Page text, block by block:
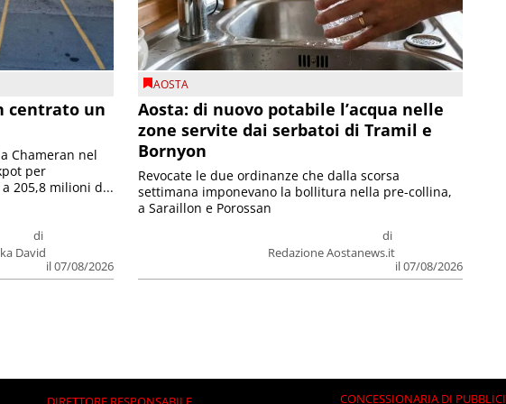
centrato un
di
David
il 07/08/2026
Chameran nel
per
205,8 milioni d...
AOSTA
Aosta: di nuovo potabile l’acqua nelle
zone servite dai serbatoi di Tramil e
Bornyon
di
Redazione Aostanews.it
il 07/08/2026
Revocate le due ordinanze che dalla scorsa
settimana imponevano la bollitura nella pre-collina,
a Saraillon e Porossan
CONCESSIONARIA DI